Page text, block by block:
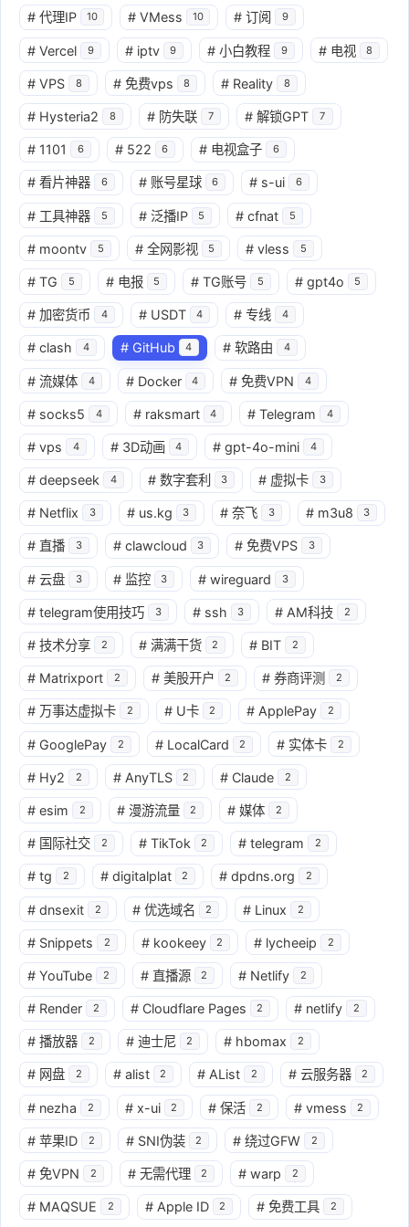
# 代理IP 10 # VMess 10 # 订阅 9
# Vercel 9 # iptv 9 # 小白教程 9 # 电视 8
# VPS 8 # 免费vps 8 # Reality 8
# Hysteria2 8 # 防失联 7 # 解锁GPT 7
# 1101 6 # 522 6 # 电视盒子 6
# 看片神器 6 # 账号星球 6 # s-ui 6
# 工具神器 5 # 泛播IP 5 # cfnat 5
# moontv 5 # 全网影视 5 # vless 5
# TG 5 # 电报 5 # TG账号 5 # gpt4o 5
# 加密货币 4 # USDT 4 # 专线 4
# clash 4 # GitHub 4 # 软路由 4
# 流媒体 4 # Docker 4 # 免费VPN 4
# socks5 4 # raksmart 4 # Telegram 4
# vps 4 # 3D动画 4 # gpt-4o-mini 4
# deepseek 4 # 数字套利 3 # 虚拟卡 3
# Netflix 3 # us.kg 3 # 奈飞 3 # m3u8 3
# 直播 3 # clawcloud 3 # 免费VPS 3
# 云盘 3 # 监控 3 # wireguard 3
# telegram使用技巧 3 # ssh 3 # AM科技 2
# 技术分享 2 # 满满干货 2 # BIT 2
# Matrixport 2 # 美股开户 2 # 券商评测 2
# 万事达虚拟卡 2 # U卡 2 # ApplePay 2
# GooglePay 2 # LocalCard 2 # 实体卡 2
# Hy2 2 # AnyTLS 2 # Claude 2
# esim 2 # 漫游流量 2 # 媒体 2
# 国际社交 2 # TikTok 2 # telegram 2
# tg 2 # digitalplat 2 # dpdns.org 2
# dnsexit 2 # 优选域名 2 # Linux 2
# Snippets 2 # kookeey 2 # lycheeip 2
# YouTube 2 # 直播源 2 # Netlify 2
# Render 2 # Cloudflare Pages 2 # netlify 2
# 播放器 2 # 迪士尼 2 # hbomax 2
# 网盘 2 # alist 2 # AList 2 # 云服务器 2
# nezha 2 # x-ui 2 # 保活 2 # vmess 2
# 苹果ID 2 # SNI伪装 2 # 绕过GFW 2
# 免VPN 2 # 无需代理 2 # warp 2
# MAQSUE 2 # Apple ID 2 # 免费工具 2